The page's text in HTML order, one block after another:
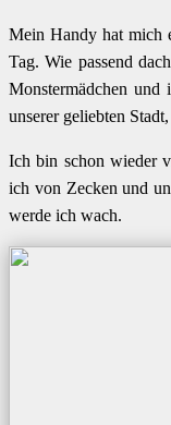
Mein Handy hat mich
Tag. Wie passend
Monstermädchen und
unserer geliebten
Ich bin schon wieder
ich von Zecken und
werde ich wach.